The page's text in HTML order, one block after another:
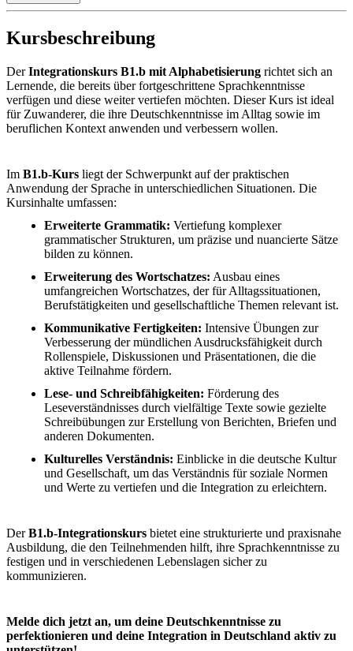
Kursbeschreibung
DerIntegrationskurs B1.b mit Alphabetisierung richtet sich an
Lernende, die bereits über fortgeschrittene Sprachkenntnisse
verfügen und diese weiter vertiefen möchten. Dieser Kurs ist ideal
für Zuwanderer, die ihre Deutschkenntnisse im Alltag sowie im
beruflichen Kontext anwenden und verbessern wollen.
Im B1.b-Kurs liegt der Schwerpunkt auf der praktischen
Anwendung der Sprache in unterschiedlichen Situationen. Die
Kursinhalte umfassen:
Erweiterte Grammatik: Vertiefung komplexer
grammatischer Strukturen, um präzise und nuancierte Sätze
bilden zu können.
Erweiterung des Wortschatzes: Ausbau eines
umfangreichen Wortschatzes, der für Alltagssituationen,
Berufstätigkeiten und gesellschaftliche Themen relevant ist.
Kommunikative Fertigkeiten: Intensive Übungen zur
Verbesserung der mündlichen Ausdrucksfähigkeit durch
Rollenspiele, Diskussionen und Präsentationen, die die
aktive Teilnahme fördern.
Lese- und Schreibfähigkeiten: Förderung des
Leseverständnisses durch vielfältige Texte sowie gezielte
Schreibübungen zur Erstellung von Berichten, Briefen und
anderen Dokumenten.
Kulturelles Verständnis: Einblicke in die deutsche Kultur
und Gesellschaft, um das Verständnis für soziale Normen
und Werte zu vertiefen und die Integration zu erleichtern.
DerB1.b-Integrationskurs bietet eine strukturierte und praxisnahe
Ausbildung, die den Teilnehmenden hilft, ihre Sprachkenntnisse zu
festigen und in verschiedenen Lebenslagen sicher zu
kommunizieren.
Melde dich jetzt an, um deine Deutschkenntnisse zu
perfektionieren und deine Integration in Deutschland aktiv zu